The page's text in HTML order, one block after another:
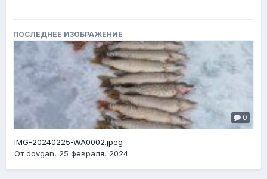
ПОСЛЕДНЕЕ ИЗОБРАЖЕНИЕ
0
IMG-20240225-WA0002.jpeg
Отdovgan, 25 февраля, 2024